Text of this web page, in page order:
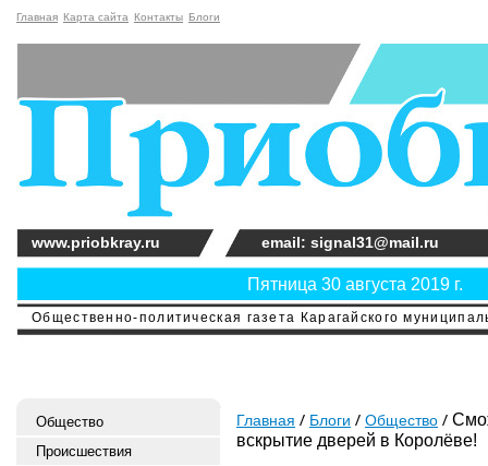
Главная Карта сайта Контакты Блоги
Общественно-политическая газета Карагайского
Пятница 30 августа 2019 г.
www.priobkray.ru email: signal31@mail.ru
Общество
Происшествия
Главная Блоги Общество
вскрытие дверей в Королёве!